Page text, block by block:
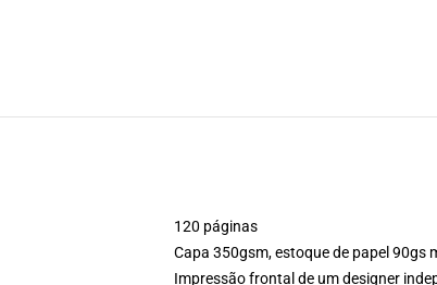
120 páginas
Capa 350gsm, estoque de papel 90gs
Impressão frontal de um designer